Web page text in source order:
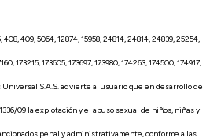
408, 409, 5064, 12874, 15958, 24814, 24814, 24839, 25254,
173215, 173605, 173697, 173980, 174263, 174500, 174917,
Universal S.A.S. advierte al usuario que en desarrollo de
09 la explotación y el abuso sexual de niños, niñas y
penal y administrativamente, conforme a las